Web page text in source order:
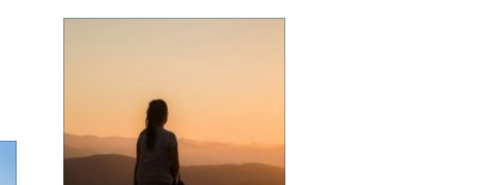
kan personen få tillgå...